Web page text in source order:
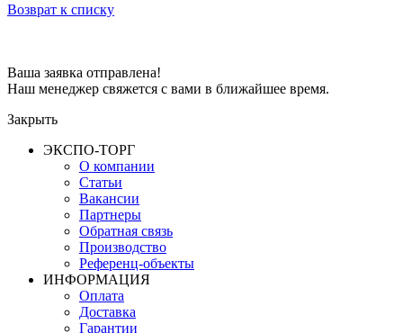
Возврат к списку
Ваша заявка отправлена!
Наш менеджер свяжется с вами в ближайшее время.
Закрыть
ЭКСПО-ТОРГ
О компании
Статьи
Вакансии
Партнеры
Обратная связь
Производство
Референц-объекты
ИНФОРМАЦИЯ
Оплата
Доставка
Гарантии